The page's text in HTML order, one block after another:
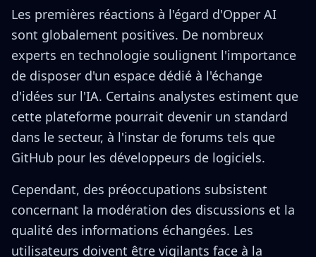
Les premières réactions à l'égard d'Opper AI
sont globalement positives. De nombreux
experts en technologie soulignent l'importance
de disposer d'un espace dédié à l'échange
d'idées sur l'IA. Certains analystes estiment que
cette plateforme pourrait devenir un standard
dans le secteur, à l'instar de forums tels que
GitHub pour les développeurs de logiciels.
Cependant, des préoccupations subsistent
concernant la modération des discussions et la
qualité des informations échangées. Les
utilisateurs doivent être vigilants face à la